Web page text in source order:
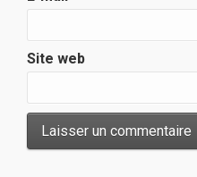
Site web